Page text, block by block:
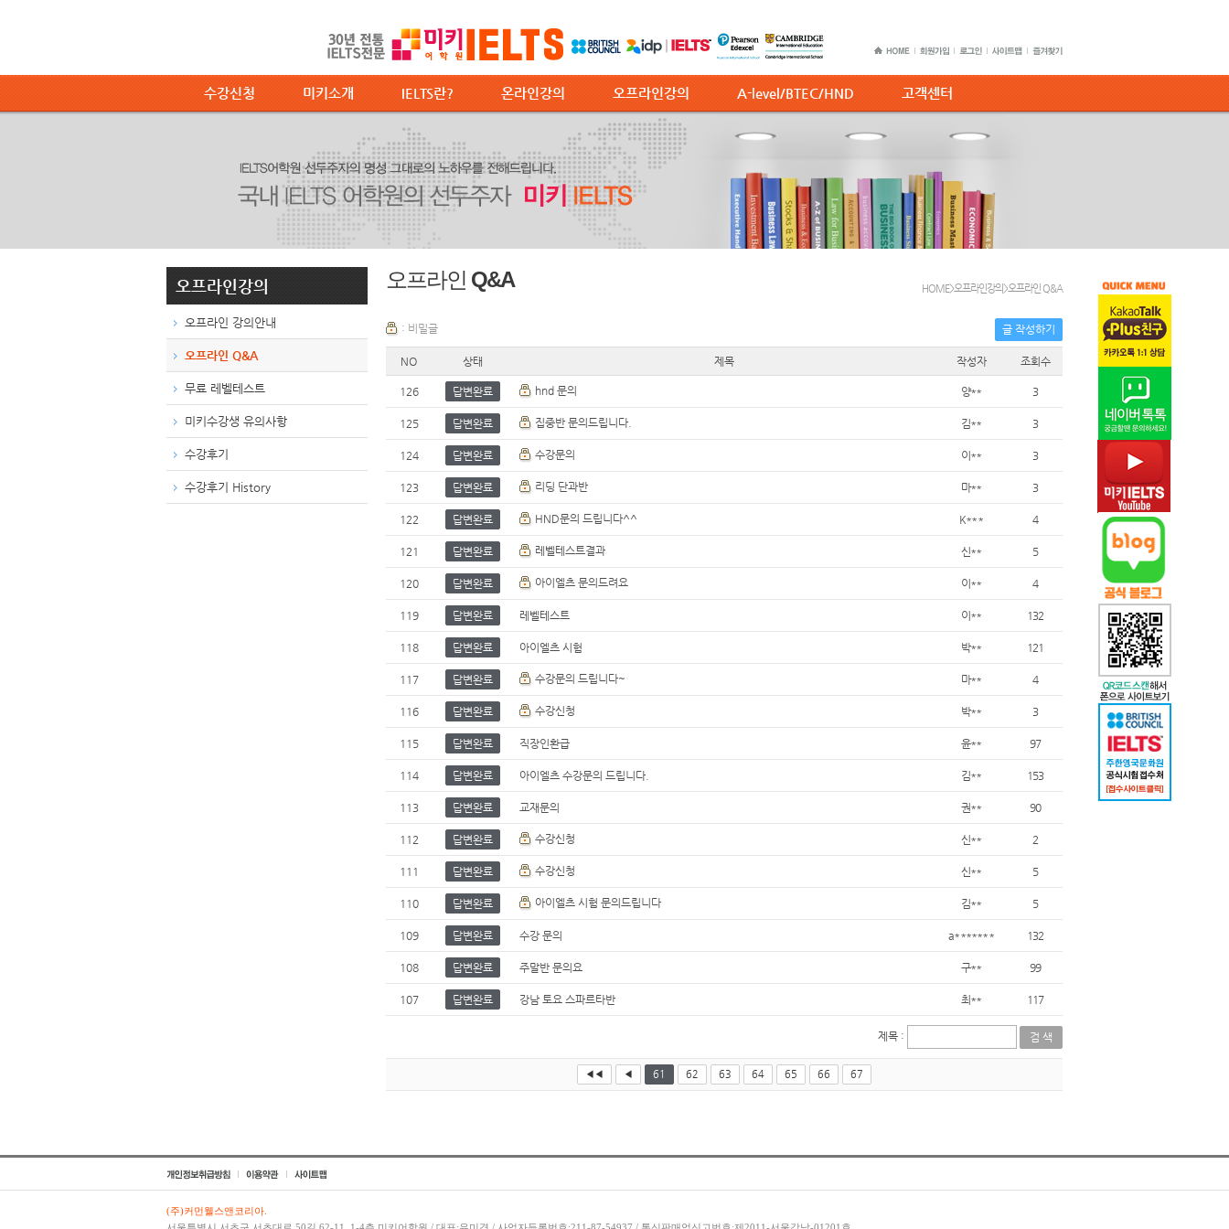
수강신청 미키소개 IELTS란? 온라인강의 오프라인강의 A-level/BTEC/HND 고객센터
오프라인강의
오프라인 강의안내
오프라인 Q&A
무료 레벨테스트
미키수강생 유의사항
수강후기
수강후기 History
오프라인 Q&A HOME>오프라인강의>오프라인 Q&A
: 비밀글 글 작성하기
NO 상태 제목 작성자 조회수
126 답변완료 hnd 문의 양** 3
125 답변완료 집중반 문의드립니다. 김** 3
124 답변완료 수강문의 이** 3
123 답변완료 리딩 단과반 마** 3
122 답변완료 HND문의 드립니다^^ K*** 4
121 답변완료 레벨테스트결과 신** 5
120 답변완료 아이엘츠 문의드려요 이** 4
119 답변완료 레벨테스트 이** 132
118 답변완료 아이엘츠 시험 박** 121
117 답변완료 수강문의 드립니다~ 마** 4
116 답변완료 수강신청 박** 3
115 답변완료 직장인환급 윤** 97
114 답변완료 아이엘츠 수강문의 드립니다. 김** 153
113 답변완료 교재문의 권** 90
112 답변완료 수강신청 신** 2
111 답변완료 수강신청 신** 5
110 답변완료 아이엘츠 시험 문의드립니다 김** 5
109 답변완료 수강 문의 a******* 132
108 답변완료 주말반 문의요 구** 99
107 답변완료 강남 토요 스파르타반 최** 117
제목 :
◀◀ ◀ 61 62 63 64 65 66 67
(주)커먼웰스앤코리아.